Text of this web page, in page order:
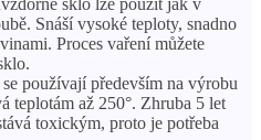
Snáší vysoké teploty, snadno
Proces vaření můžete
používají především na výrobu
teplotám až 250°. Zhruba 5 let
toxickým, proto je potřeba